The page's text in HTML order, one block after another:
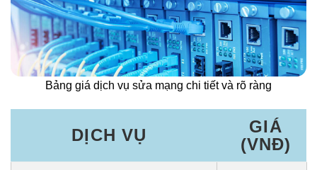
Bảng giá dịch vụ sửa mạng chi tiết và rõ ràng
DỊCH VỤ
GIÁ
(VNĐ)